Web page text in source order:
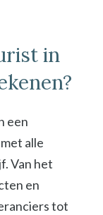
in
een
alle
Van het
en
tot